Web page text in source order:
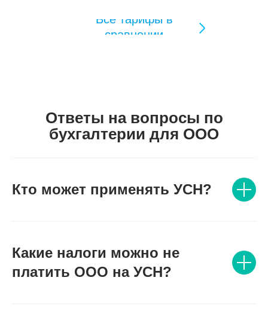
Все тарифы в
сравнении
Ответы на вопросы по
бухгалтерии для ООО
Кто может применять УСН?
Какие налоги можно не
платить ООО на УСН?